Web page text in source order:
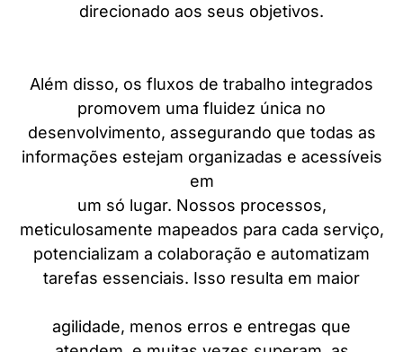
direcionado aos seus objetivos.
Além disso, os fluxos de trabalho integrados
promovem uma fluidez única no
desenvolvimento, assegurando que todas as
informações estejam organizadas e acessíveis
em
um só lugar. Nossos processos,
meticulosamente mapeados para cada serviço,
potencializam a colaboração e automatizam
tarefas essenciais. Isso resulta em maior
agilidade, menos erros e entregas que